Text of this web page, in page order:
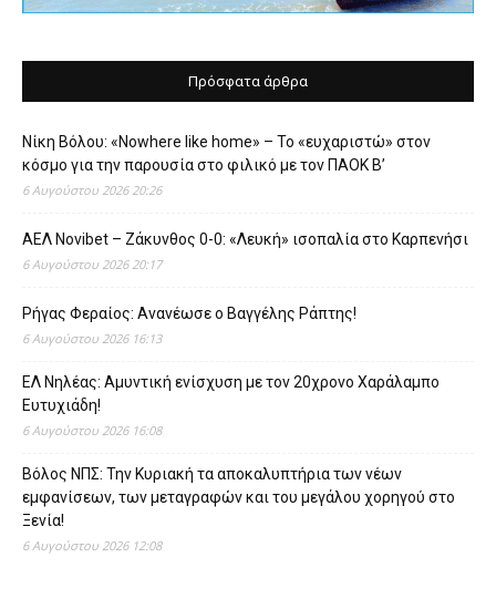
Πρόσφατα άρθρα
Νίκη Βόλου: «Nowhere like home» – Το «ευχαριστώ» στον
κόσμο για την παρουσία στο φιλικό με τον ΠΑΟΚ Β’
6 Αυγούστου 2026 20:26
ΑΕΛ Novibet – Ζάκυνθος 0-0: «Λευκή» ισοπαλία στο Καρπενήσι
6 Αυγούστου 2026 20:17
Ρήγας Φεραίος: Ανανέωσε ο Βαγγέλης Ράπτης!
6 Αυγούστου 2026 16:13
ΕΛ Νηλέας: Αμυντική ενίσχυση με τον 20χρονο Χαράλαμπο
Ευτυχιάδη!
6 Αυγούστου 2026 16:08
Βόλος ΝΠΣ: Την Κυριακή τα αποκαλυπτήρια των νέων
εμφανίσεων, των μεταγραφών και του μεγάλου χορηγού στο
Ξενία!
6 Αυγούστου 2026 12:08